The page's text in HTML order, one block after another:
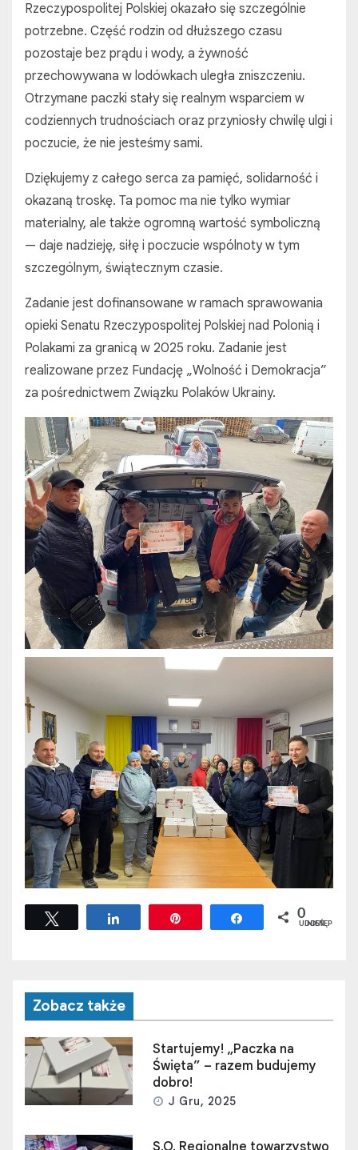
Rzeczypospolitej Polskiej okazało się szczególnie
potrzebne. Część rodzin od dłuższego czasu
pozostaje bez prądu i wody, a żywność
przechowywana w lodówkach uległa zniszczeniu.
Otrzymane paczki stały się realnym wsparciem w
codziennych trudnościach oraz przyniosły chwilę ulgi i
poczucie, że nie jesteśmy sami.
Dziękujemy z całego serca za pamięć, solidarność i
okazaną troskę. Ta pomoc ma nie tylko wymiar
materialny, ale także ogromną wartość symboliczną
— daje nadzieję, siłę i poczucie wspólnoty w tym
szczególnym, świątecznym czasie.
Zadanie jest dofinansowane w ramach sprawowania
opieki Senatu Rzeczypospolitej Polskiej nad Polonią i
Polakami za granicą w 2025 roku. Zadanie jest
realizowane przez Fundację „Wolność i Demokracja”
za pośrednictwem Związku Polaków Ukrainy.
Udostępnij Udostępnij
0
UDOSTĘPNIEŃ
Zobacz także
Startujemy! „Paczka na
Święta” – razem budujemy
dobro!
J Gru, 2025